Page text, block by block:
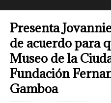
Presenta
de acuerdo para
Museo de la
Fundación
Gamboa